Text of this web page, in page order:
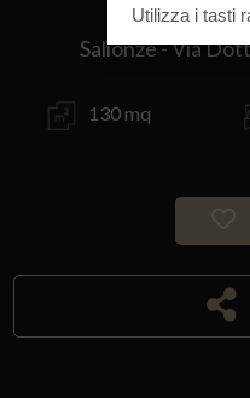
Salionze - Via
130 mq
Utilizza i tasti